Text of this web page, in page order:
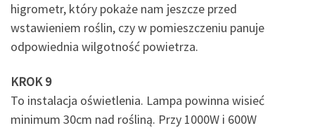
higrometr, który pokaże nam jeszcze przed
wstawieniem roślin, czy w pomieszczeniu panuje
odpowiednia wilgotność powietrza.
KROK 9
To instalacja oświetlenia. Lampa powinna wisieć
minimum 30cm nad rośliną. Przy 1000W i 600W